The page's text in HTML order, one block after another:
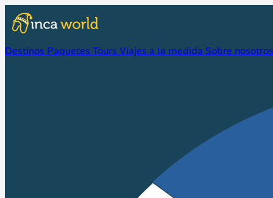
Destinos Paquetes Tours Viajes a la medida Sobre nosotros